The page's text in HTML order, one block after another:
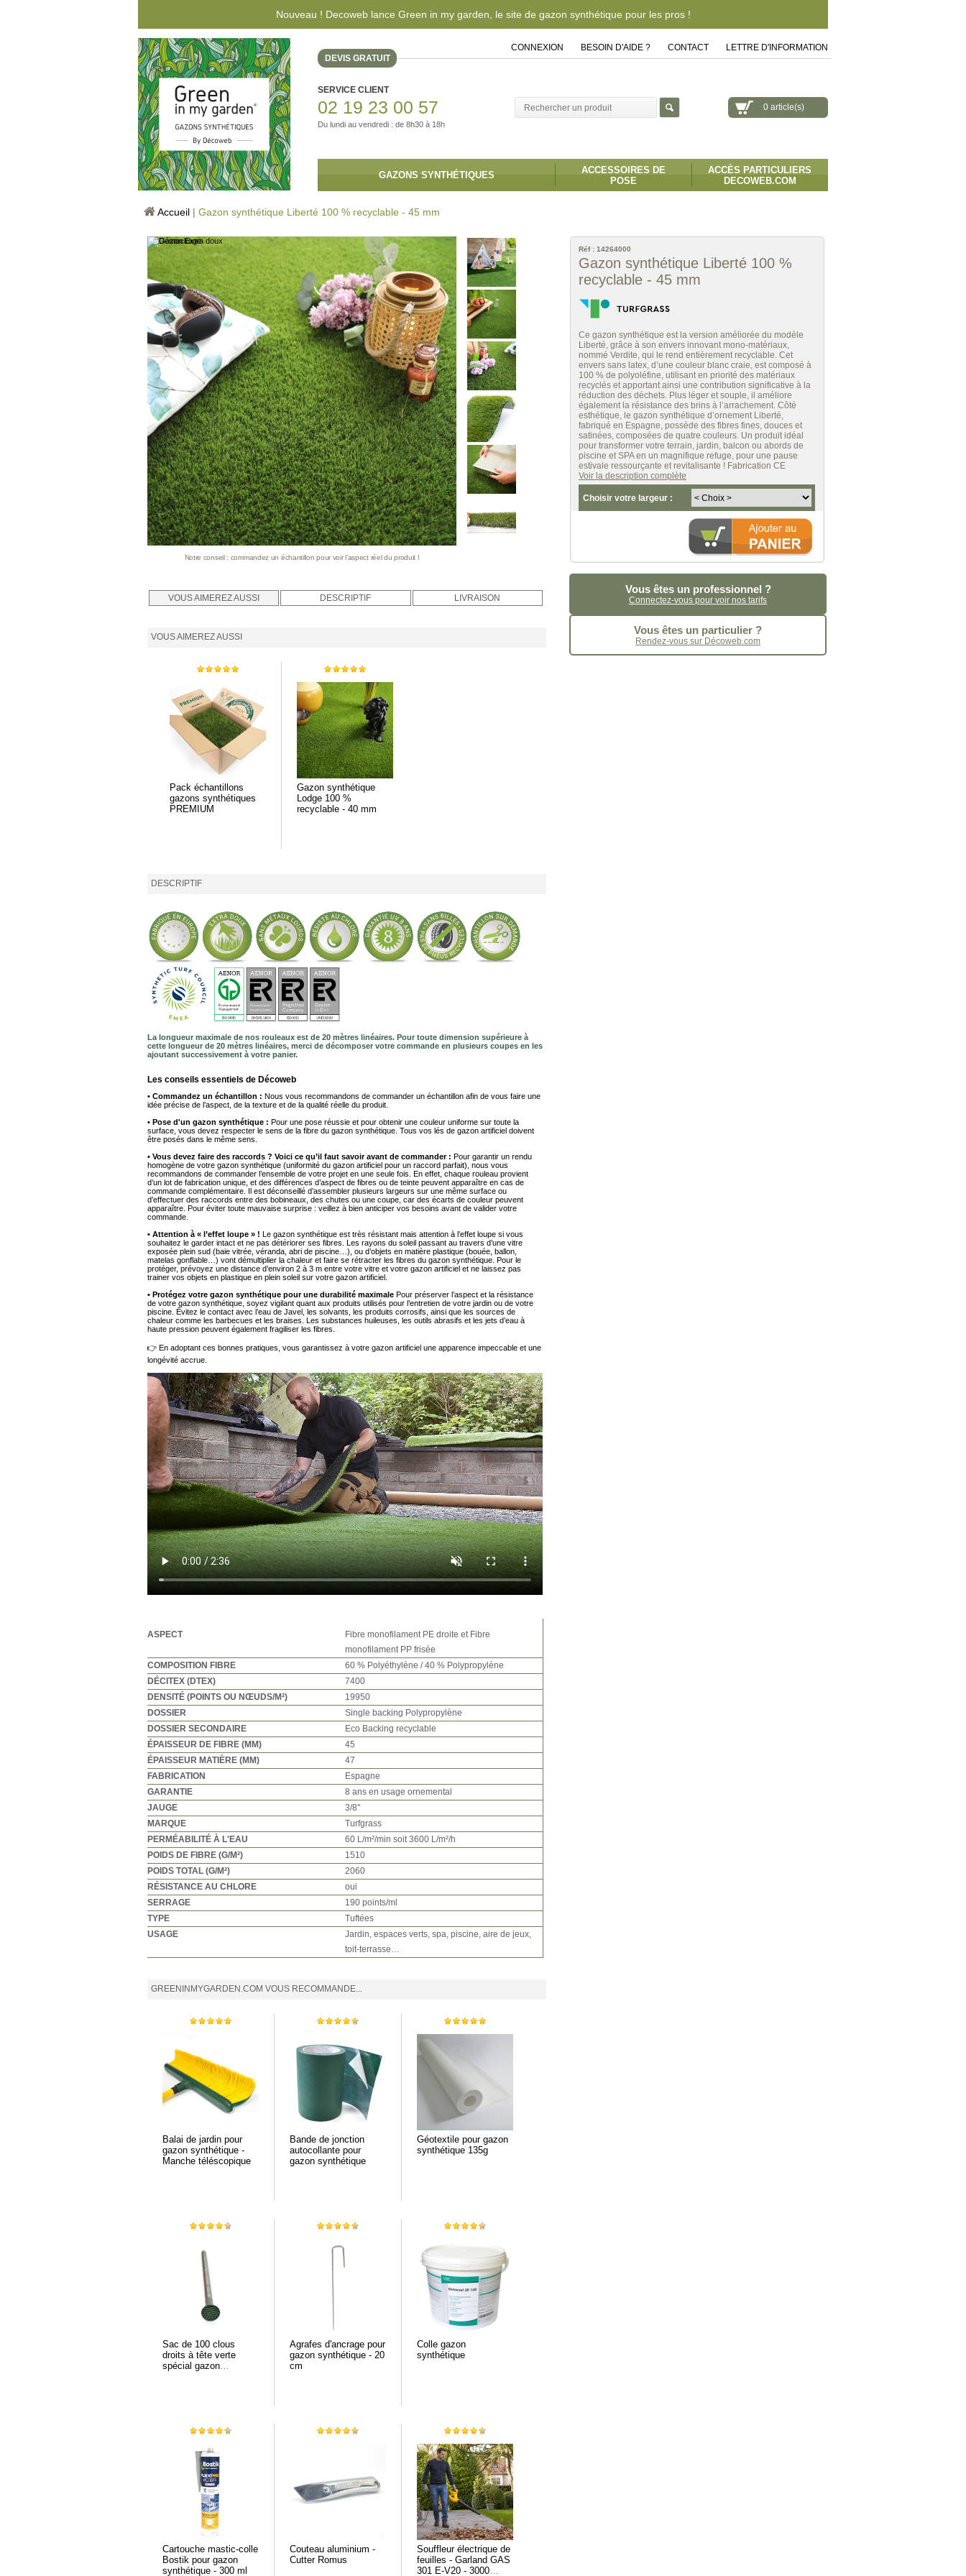
Nouveau ! Decoweb lance Green in my garden, le site de gazon synthétique pour les pros !
DEVIS GRATUIT
CONNEXION BESOIN D'AIDE ? CONTACT LETTRE D'INFORMATION
SERVICE CLIENT
02 19 23 00 57
Du lundi au vendredi : de 8h30 à 18h
0 article(s)
GAZONS SYNTHÉTIQUES
ACCESSOIRES DE
POSE
ACCÈS PARTICULIERS
DECOWEB.COM
Accueil | Gazon synthétique Liberté 100 % recyclable - 45 mm
Réf : 14264000
Gazon synthétique Liberté 100 %
recyclable - 45 mm
Ce gazon synthétique est la version améliorée du modèle
Liberté, grâce à son envers innovant mono-matériaux,
nommé Verdite, qui le rend entièrement recyclable. Cet
envers sans latex, d’une couleur blanc craie, est composé à
100 % de polyoléfine, utilisant en priorité des matériaux
recyclés et apportant ainsi une contribution significative à la
réduction des déchets. Plus léger et souple, il améliore
également la résistance des brins à l’arrachement. Côté
esthétique, le gazon synthétique d’ornement Liberté,
fabriqué en Espagne, possède des fibres fines, douces et
satinées, composées de quatre couleurs. Un produit idéal
pour transformer votre terrain, jardin, balcon ou abords de
piscine et SPA en un magnifique refuge, pour une pause
estivale ressourçante et revitalisante ! Fabrication CE
Voir la description complète
Choisir votre largeur :
Vous êtes un professionnel ?
Connectez-vous pour voir nos tarifs
Vous êtes un particulier ?
Rendez-vous sur Décoweb.com
Notre conseil : commandez un échantillon pour voir l’aspect réel du produit !
VOUS AIMEREZ AUSSI DESCRIPTIF LIVRAISON
VOUS AIMEREZ AUSSI
Pack échantillons
gazons synthétiques
PREMIUM
Gazon synthétique
Lodge 100 %
recyclable - 40 mm
DESCRIPTIF
La longueur maximale de nos rouleaux est de 20 mètres linéaires. Pour toute dimension supérieure à
cette longueur de 20 mètres linéaires, merci de décomposer votre commande en plusieurs coupes en les
ajoutant successivement à votre panier.
Les conseils essentiels de Décoweb
• Commandez un échantillon : Nous vous recommandons de commander un échantillon afin de vous faire une
idée précise de l’aspect, de la texture et de la qualité réelle du produit.
• Pose d'un gazon synthétique : Pour une pose réussie et pour obtenir une couleur uniforme sur toute la
surface, vous devez respecter le sens de la fibre du gazon synthétique. Tous vos lés de gazon artificiel doivent
être posés dans le même sens.
• Vous devez faire des raccords ? Voici ce qu’il faut savoir avant de commander : Pour garantir un rendu
homogène de votre gazon synthétique (uniformité du gazon artificiel pour un raccord parfait), nous vous
recommandons de commander l’ensemble de votre projet en une seule fois. En effet, chaque rouleau provient
d’un lot de fabrication unique, et des différences d’aspect de fibres ou de teinte peuvent apparaître en cas de
commande complémentaire. Il est déconseillé d’assembler plusieurs largeurs sur une même surface ou
d’effectuer des raccords entre des bobineaux, des chutes ou une coupe, car des écarts de couleur peuvent
apparaître. Pour éviter toute mauvaise surprise : veillez à bien anticiper vos besoins avant de valider votre
commande.
• Attention à « l’effet loupe » ! Le gazon synthétique est très résistant mais attention à l’effet loupe si vous
souhaitez le garder intact et ne pas détériorer ses fibres. Les rayons du soleil passant au travers d’une vitre
exposée plein sud (baie vitrée, véranda, abri de piscine…), ou d’objets en matière plastique (bouée, ballon,
matelas gonflable…) vont démultiplier la chaleur et faire se rétracter les fibres du gazon synthétique. Pour le
protéger, prévoyez une distance d’environ 2 à 3 m entre votre vitre et votre gazon artificiel et ne laissez pas
trainer vos objets en plastique en plein soleil sur votre gazon artificiel.
• Protégez votre gazon synthétique pour une durabilité maximale Pour préserver l’aspect et la résistance
de votre gazon synthétique, soyez vigilant quant aux produits utilisés pour l’entretien de votre jardin ou de votre
piscine. Évitez le contact avec l’eau de Javel, les solvants, les produits corrosifs, ainsi que les sources de
chaleur comme les barbecues et les braises. Les substances huileuses, les outils abrasifs et les jets d’eau à
haute pression peuvent également fragiliser les fibres.
👉 En adoptant ces bonnes pratiques, vous garantissez à votre gazon artificiel une apparence impeccable et une
longévité accrue.
ASPECT
Fibre monofilament PE droite et Fibre
monofilament PP frisée
COMPOSITION FIBRE
60 % Polyéthylène / 40 % Polypropylène
DÉCITEX (DTEX)
7400
DENSITÉ (POINTS OU NŒUDS/M²)
19950
DOSSIER
Single backing Polypropylène
DOSSIER SECONDAIRE
Eco Backing recyclable
ÉPAISSEUR DE FIBRE (MM)
45
ÉPAISSEUR MATIÈRE (MM)
47
FABRICATION
Espagne
GARANTIE
8 ans en usage ornemental
JAUGE
3/8''
MARQUE
Turfgrass
PERMÉABILITÉ À L'EAU
60 L/m²/min soit 3600 L/m²/h
POIDS DE FIBRE (G/M²)
1510
POIDS TOTAL (G/M²)
2060
RÉSISTANCE AU CHLORE
oui
SERRAGE
190 points/ml
TYPE
Tuftées
USAGE
Jardin, espaces verts, spa, piscine, aire de jeux,
toit-terrasse…
GREENINMYGARDEN.COM VOUS RECOMMANDE...
Balai de jardin pour
gazon synthétique -
Manche téléscopique
Bande de jonction
autocollante pour
gazon synthétique
Géotextile pour gazon
synthétique 135g
Sac de 100 clous
droits à tête verte
spécial gazon
Agrafes d'ancrage pour
gazon synthétique - 20
cm
Colle gazon
synthétique
Cartouche mastic-colle
Bostik pour gazon
synthétique - 300 ml
Couteau aluminium -
Cutter Romus
Souffleur électrique de
feuilles - Garland GAS
301 E-V20 - 3000